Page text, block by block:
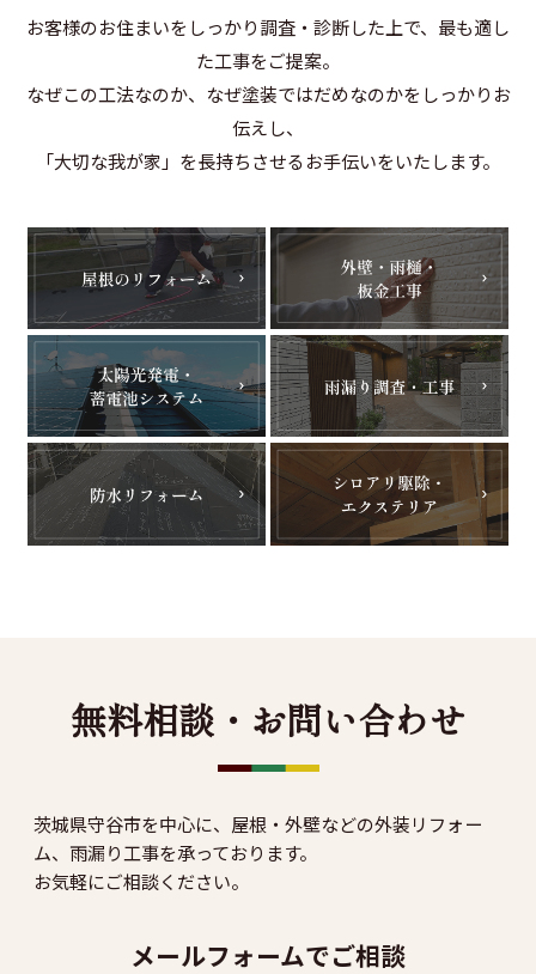
お客様のお住まいをしっかり調査・診断した上で、最も適し
た工事をご提案。
なぜこの工法なのか、なぜ塗装ではだめなのかをしっかりお
伝えし、
「大切な我が家」を長持ちさせるお手伝いをいたします。
無料相談・お問い合わせ
茨城県守谷市を中心に、屋根・外壁などの外装リフォー
ム、雨漏り工事を承っております。
お気軽にご相談ください。
メールフォームでご相談